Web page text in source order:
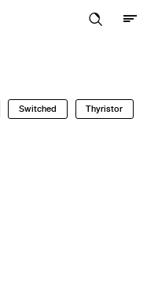
Switched Thyristor